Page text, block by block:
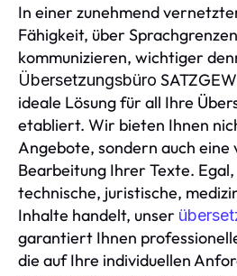
In einer zunehmend
Fähigkeit, über
kommunizieren, wichtiger
Übersetzungsbüro
ideale Lösung für all Ihre
etabliert. Wir bieten Ihnen
Angebote, sondern auch eine
Bearbeitung Ihrer Texte. Egal,
technische, juristische,
Inhalte handelt, unser
garantiert Ihnen
die auf Ihre individuellen